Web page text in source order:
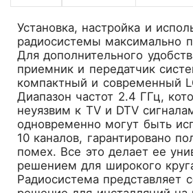
Установка, настройка и
радиосистемы максимально
Для дополнительного
приемник и передатчик
компактный и современный
Диапазон частот 2.4 ГГц,
неуязвим к ТV и DTV
одновременно могут быть
10 каналов, гарантировано
помех. Все это делает ее
решением для широкого
Радиосистема представляет